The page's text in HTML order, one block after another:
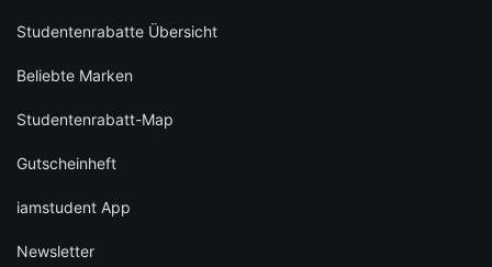
Studentenrabatte Übersicht
Beliebte Marken
Studentenrabatt-Map
Gutscheinheft
iamstudent App
Newsletter